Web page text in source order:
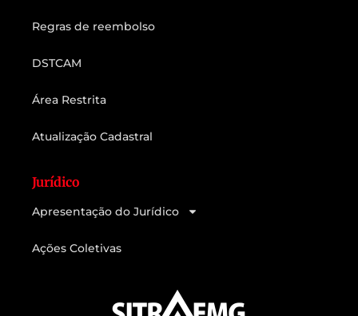
Regras de reembolso
DSTCAM
Área Restrita
Atualização Cadastral
Jurídico
Apresentação do Jurídico
Ações Coletivas